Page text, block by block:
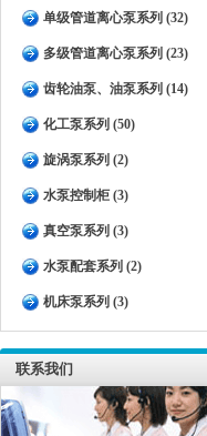
单级管道离心泵系列 (32)
多级管道离心泵系列 (23)
齿轮油泵、油泵系列 (14)
化工泵系列 (50)
旋涡泵系列 (2)
水泵控制柜 (3)
真空泵系列 (3)
水泵配套系列 (2)
机床泵系列 (3)
联系我们